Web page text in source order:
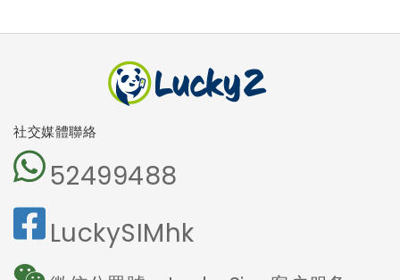
碼
社交媒體聯絡
52499488
LuckySIMhk